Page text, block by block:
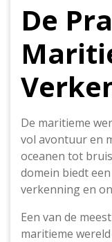
De
De maritieme
vol avontuur en
oceanen tot
domein biedt
verkenning en
Een van de
maritieme